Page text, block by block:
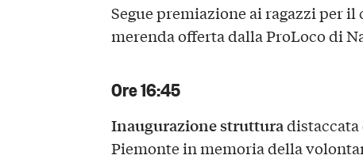
Segue premiazione ai ragazzi per
merenda offerta dalla ProLoco di
Ore 16:45
Inaugurazione struttura
Piemonte in memoria della